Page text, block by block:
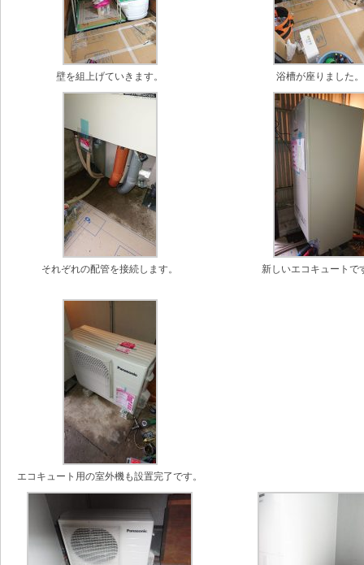
壁を組上げていきます。 浴槽が座りました。
それぞれの配管を接続します。 新しいエコキュートで
エコキュート用の室外機も設置完了です。